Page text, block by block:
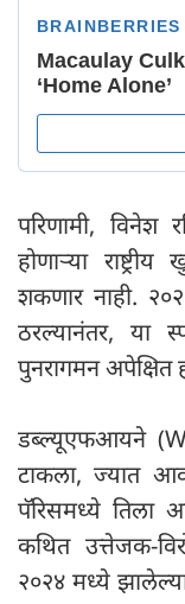
परिणामी,
होणाऱ्या
शकणार नाही.
ठरल्यानंतर, या
पुनरागमन अपेक्षित
डब्ल्यूएफआयने
टाकला, ज्यात
पॅरिसमध्ये तिला
कथित उत्तेजक-
२०२४ मध्ये